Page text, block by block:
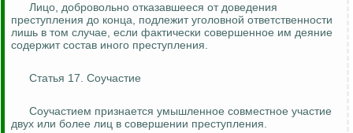
Лицо, добровольно отказавшееся от доведения
преступления до конца, подлежит уголовной ответственности
лишь в том случае, если фактически совершенное им деяние
содержит состав иного преступления.
Статья 17. Соучастие
Соучастием признается умышленное совместное участие
двух или более лиц в совершении преступления.